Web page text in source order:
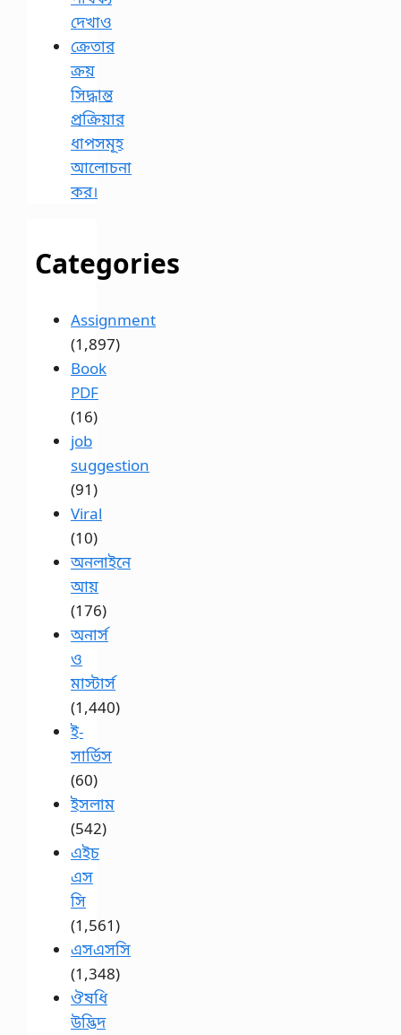
দেখাও
ক্রেতার
ক্রয়
সিদ্ধান্ত
প্রক্রিয়ার
ধাপসমূহ
আলোচনা
কর।
Categories
Assignment
(1,897)
Book
PDF
(16)
job
suggestion
(91)
Viral
(10)
অনলাইনে
আয়
(176)
অনার্স
ও
মাস্টার্স
(1,440)
ই-
সার্ভিস
(60)
ইসলাম
(542)
এইচ
এস
সি
(1,561)
এসএসসি
(1,348)
ঔষধি
উদ্ভিদ